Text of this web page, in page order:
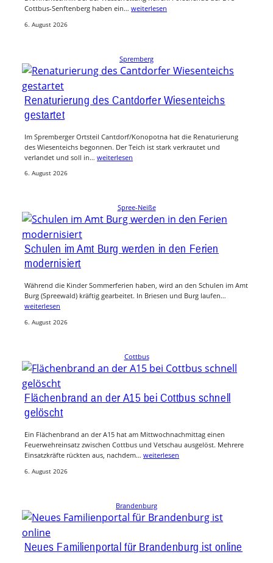
Cottbus-Senftenberg haben ein… weiterlesen
6. August 2026
Spremberg
Renaturierung des Cantdorfer Wiesenteichs
gestartet
Im Spremberger Ortsteil Cantdorf/Konopotna hat die Renaturierung
des Wiesenteichs begonnen. Der Teich ist stark verkrautet und
verlandet und soll in… weiterlesen
6. August 2026
Spree-Neiße
Schulen im Amt Burg werden in den Ferien
modernisiert
Während die Kinder Sommerferien haben, wird an den Schulen im Amt
Burg (Spreewald) kräftig gearbeitet. In Briesen und Burg laufen…
weiterlesen
6. August 2026
Cottbus
Flächenbrand an der A15 bei Cottbus schnell
gelöscht
Ein Flächenbrand an der A15 hat am Mittwochnachmittag einen
Feuerwehreinsatz zwischen Cottbus und Vetschau ausgelöst. Mehrere
Einsatzkräfte rückten aus, nachdem… weiterlesen
6. August 2026
Brandenburg
Neues Familienportal für Brandenburg ist online